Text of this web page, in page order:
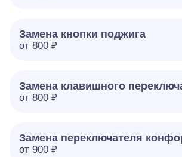
Замена кнопки поджига
от 800 ₽
Замена клавишного
от 800 ₽
Замена переключателя
от 900 ₽